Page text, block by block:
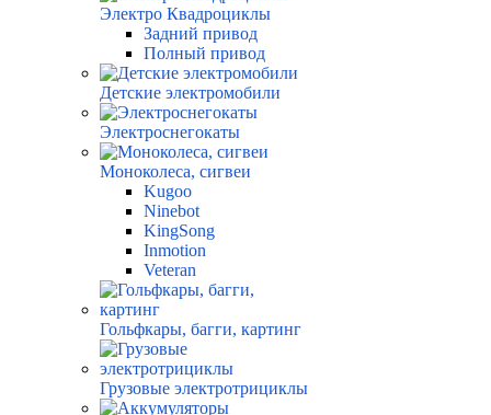
Электро Квадроциклы
Задний привод
Полный привод
Детские электромобили
Электроснегокаты
Моноколеса, сигвеи
Kugoo
Ninebot
KingSong
Inmotion
Veteran
Гольфкары, багги, картинг
Грузовые электротрициклы